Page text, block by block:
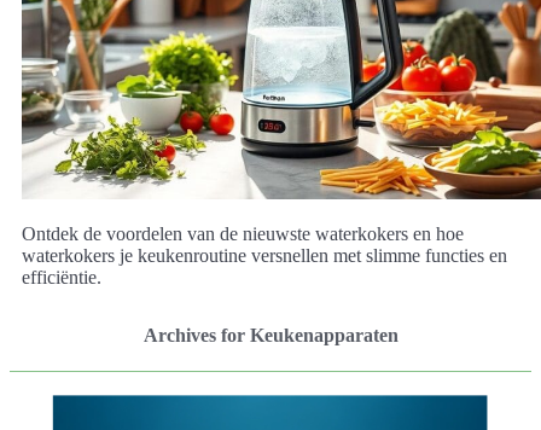
Ontdek de voordelen van de nieuwste waterkokers en hoe
waterkokers je keukenroutine versnellen met slimme functies en
efficiëntie.
Archives for Keukenapparaten